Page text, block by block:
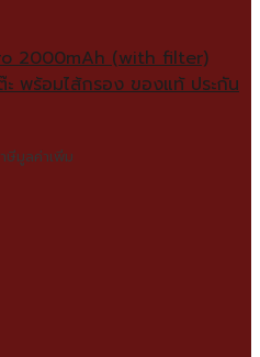
2000mAh (with filter)
พร้อมไส้กรอง ของแท้ ประกัน
ษีมูลค่าเพิ่ม